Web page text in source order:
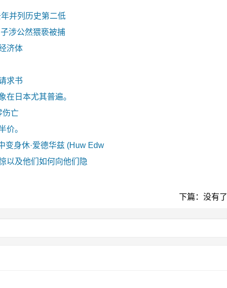
并列历史第二低
涉公然猥亵被捕
济体
求书
在日本尤其普遍。
伤亡
价。
变身休·爱德华兹 (Huw Edw
以及他们如何向他们隐
下篇：没有了